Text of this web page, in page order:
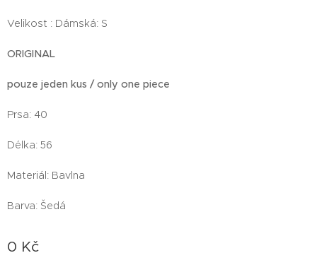
Velikost : Dámská: S
ORIGINAL
pouze jeden kus / only one piece
Prsa: 40
Délka: 56
Materiál: Bavlna
Barva: Šedá
0 Kč